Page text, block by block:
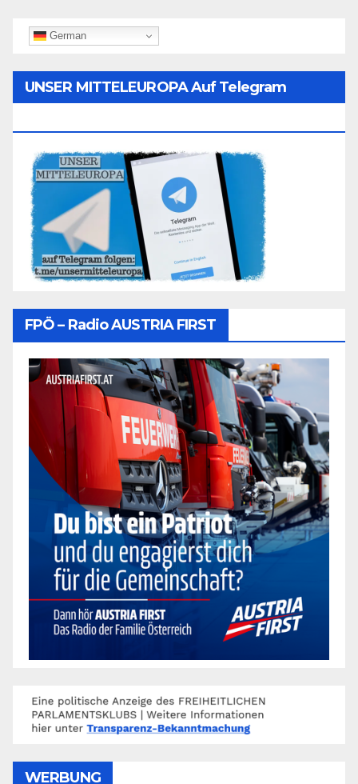
German
UNSER MITTELEUROPA Auf Telegram
FPÖ – Radio AUSTRIA FIRST
WERBUNG